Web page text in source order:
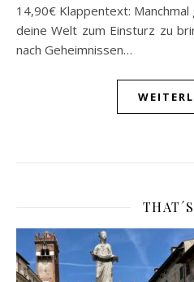
14,90€ Klappentext:
deine Welt zum Einsturz zu
nach Geheimnissen…